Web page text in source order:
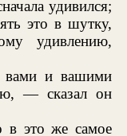
удивился;
это в шутку,
удивлению,
и вашими
— сказал он
это же самое